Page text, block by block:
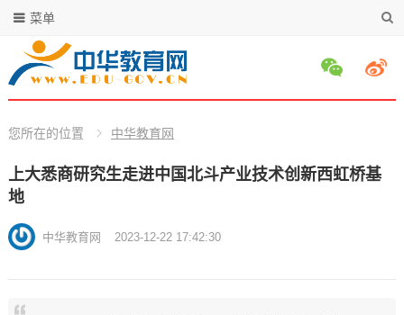
菜单
您所在的位置 中华教育网
上大悉商研究生走进中国北斗产业技术创新西虹桥基
地
中华教育网 2023-12-22 17:42:30